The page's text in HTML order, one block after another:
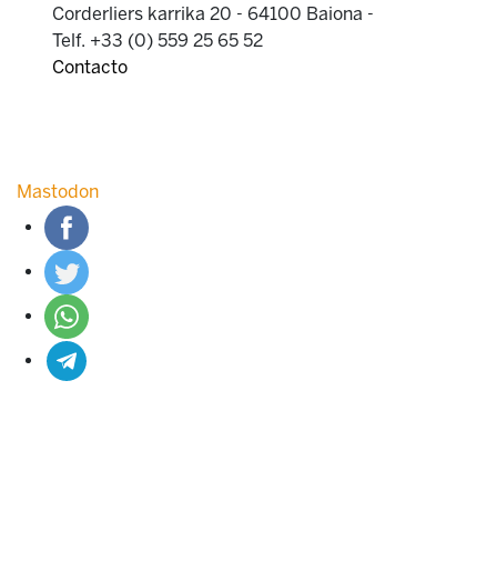
Corderliers karrika 20 - 64100 Baiona -
Telf. +33 (0) 559 25 65 52
Contacto
Mastodon